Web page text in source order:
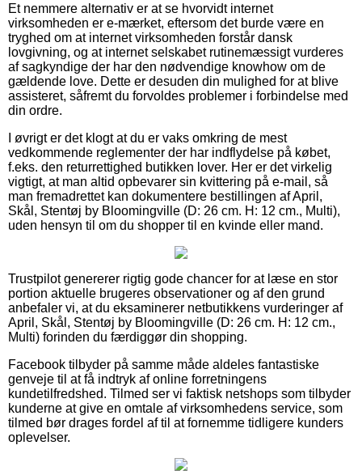
Et nemmere alternativ er at se hvorvidt internet
virksomheden er e-mærket, eftersom det burde være en
tryghed om at internet virksomheden forstår dansk
lovgivning, og at internet selskabet rutinemæssigt vurderes
af sagkyndige der har den nødvendige knowhow om de
gældende love. Dette er desuden din mulighed for at blive
assisteret, såfremt du forvoldes problemer i forbindelse med
din ordre.
I øvrigt er det klogt at du er vaks omkring de mest
vedkommende reglementer der har indflydelse på købet,
f.eks. den returrettighed butikken lover. Her er det virkelig
vigtigt, at man altid opbevarer sin kvittering på e-mail, så
man fremadrettet kan dokumentere bestillingen af April,
Skål, Stentøj by Bloomingville (D: 26 cm. H: 12 cm., Multi),
uden hensyn til om du shopper til en kvinde eller mand.
Trustpilot genererer rigtig gode chancer for at læse en stor
portion aktuelle brugeres observationer og af den grund
anbefaler vi, at du eksaminerer netbutikkens vurderinger af
April, Skål, Stentøj by Bloomingville (D: 26 cm. H: 12 cm.,
Multi) forinden du færdiggør din shopping.
Facebook tilbyder på samme måde aldeles fantastiske
genveje til at få indtryk af online forretningens
kundetilfredshed. Tilmed ser vi faktisk netshops som tilbyder
kunderne at give en omtale af virksomhedens service, som
tilmed bør drages fordel af til at fornemme tidligere kunders
oplevelser.